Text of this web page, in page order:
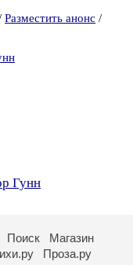
Разместить анонс /
Гунн
Поиск
Магазин
Проза.ру